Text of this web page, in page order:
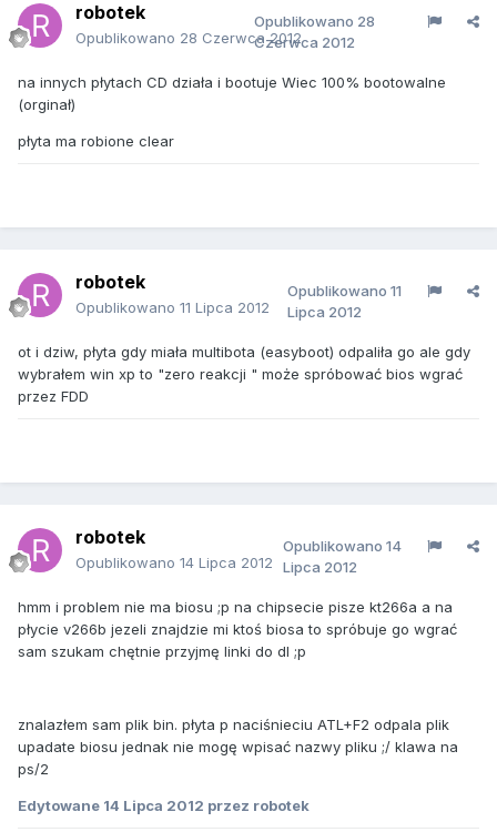
robotek
Opublikowano 28 Czerwca 2012
Opublikowano 28
Czerwca 2012
na innych płytach CD działa i bootuje Wiec 100% bootowalne
(orginał)
płyta ma robione clear
robotek
Opublikowano 11 Lipca 2012
Opublikowano 11
Lipca 2012
ot i dziw, płyta gdy miała multibota (easyboot) odpaliła go ale gdy
wybrałem win xp to "zero reakcji " może spróbować bios wgrać
przez FDD
robotek
Opublikowano 14 Lipca 2012
Opublikowano 14
Lipca 2012
hmm i problem nie ma biosu ;p na chipsecie pisze kt266a a na
płycie v266b jezeli znajdzie mi ktoś biosa to spróbuje go wgrać
sam szukam chętnie przyjmę linki do dl ;p
znalazłem sam plik bin. płyta p naciśnieciu ATL+F2 odpala plik
upadate biosu jednak nie mogę wpisać nazwy pliku ;/ klawa na
ps/2
Edytowane 14 Lipca 2012 przez robotek